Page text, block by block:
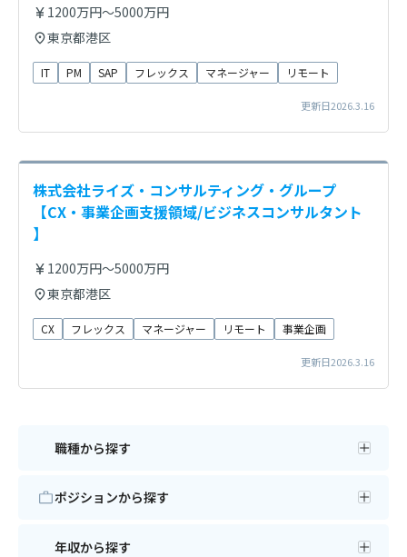
1200万円～5000万円
東京都港区
IT PM SAP フレックス マネージャー リモート
更新日2026.3.16
株式会社ライズ・コンサルティング・グループ
【CX・事業企画支援領域/ビジネスコンサルタント
】
1200万円～5000万円
東京都港区
CX フレックス マネージャー リモート 事業企画
更新日2026.3.16
職種から探す
ポジションから探す
年収から探す